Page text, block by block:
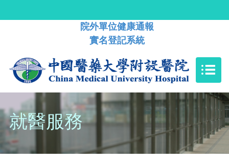
院外單位健康通報
實名登記系統
就醫服務